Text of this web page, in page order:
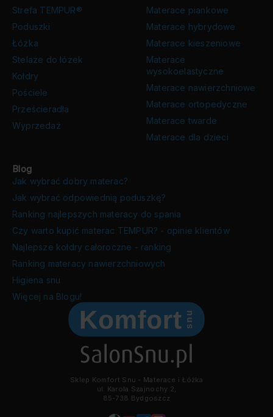
Sklep Komfort Snu - Materace i Łóżka
ul. Karola Szajnochy 2,
85-738 Bydgoszcz
Strefa TEMPUR®
Poduszki
Łóżka
Stelaże do łóżek
Kołdry
Pościele
Prześcieradła
Wyprzedaż
Materace piankowe
Materace hybrydowe
Materace kieszeniowe
Materace
wysokoelastyczne
Materace nawierzchniowe
Materace ortopedyczne
Materace twarde
Materace dla dzieci
Blog
Jak wybrać dobry materac?
Jak wybrać odpowiednią poduszkę?
Ranking najlepszych materacy do spania
Czy warto kupić materac TEMPUR? - opinie klientów
Najlepsze kołdry całoroczne - ranking
Ranking materacy nawierzchniowych
Higiena snu
Więcej na Blogu!